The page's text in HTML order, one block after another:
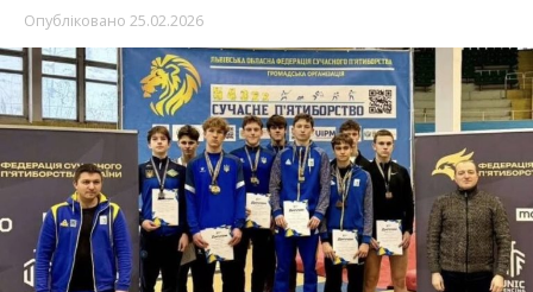
Опубліковано 25.02.2026